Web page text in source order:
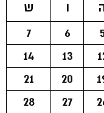
ו
ש
6
7
13
14
20
21
27
28